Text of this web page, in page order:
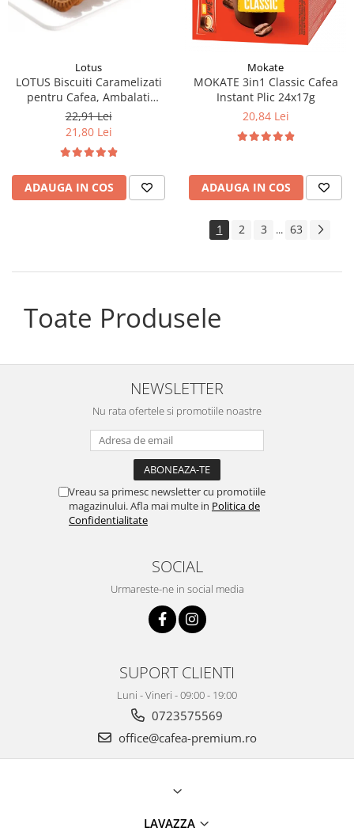
Lotus
LOTUS Biscuiti Caramelizati
pentru Cafea, Ambalati
Individual 50buc 312.5g
22,91 Lei
21,80 Lei
ADAUGA IN COS
Mokate
MOKATE 3in1 Classic Cafea
Instant Plic 24x17g
20,84 Lei
ADAUGA IN COS
1 2 3 ... 63
Toate Produsele
NEWSLETTER
Nu rata ofertele si promotiile noastre
Vreau sa primesc newsletter cu promotiile
magazinului. Afla mai multe in Politica de
Confidentialitate
SOCIAL
Urmareste-ne in social media
SUPORT CLIENTI
Luni - Vineri - 09:00 - 19:00
0723575569
office@cafea-premium.ro
LAVAZZA